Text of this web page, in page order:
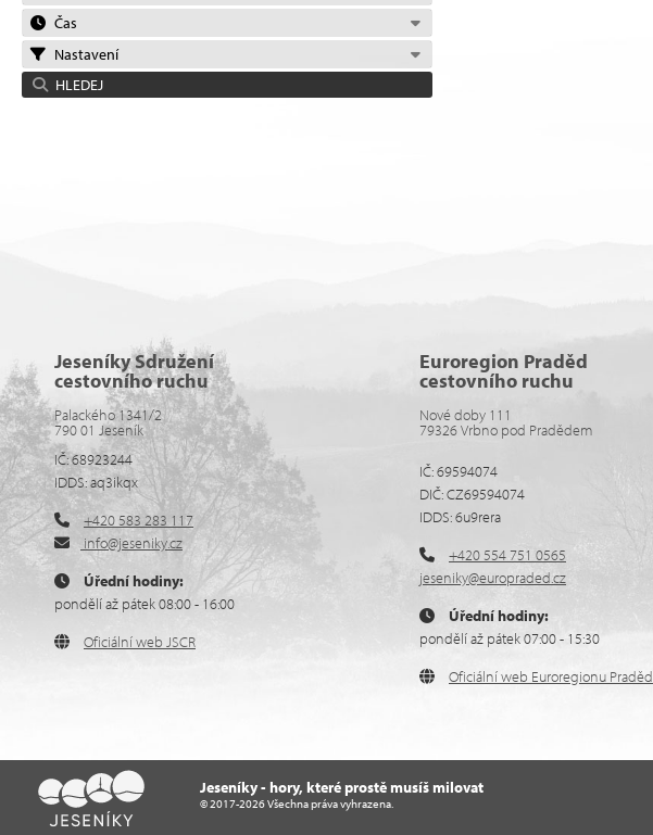
Čas
Nastavení
HLEDEJ
Jeseníky Sdružení
cestovního ruchu
Palackého 1341/2
790 01 Jeseník
IČ: 68923244
IDDS: aq3ikqx
+420 583 283 117
info@jeseniky.cz
Úřední hodiny:
pondělí až pátek 08:00 - 16:00
Oficiální web JSCR
Euroregion Praděd
cestovního ruchu
Nové doby 111
79326 Vrbno pod Pradědem
IČ: 69594074
DIČ: CZ69594074
IDDS: 6u9rera
+420 554 751 0565
jeseniky@europraded.cz
Úřední hodiny:
pondělí až pátek 07:00 - 15:30
Oficiální web Euroregionu Praděd
Jeseníky - hory, které prostě musíš milovat
© 2017-2026 Všechna práva vyhrazena.